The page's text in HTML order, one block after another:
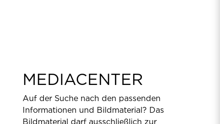
MEDIACENTER
Auf der Suche nach den passenden
Informationen und Bildmaterial? Das
Bildmaterial darf ausschließlich zur